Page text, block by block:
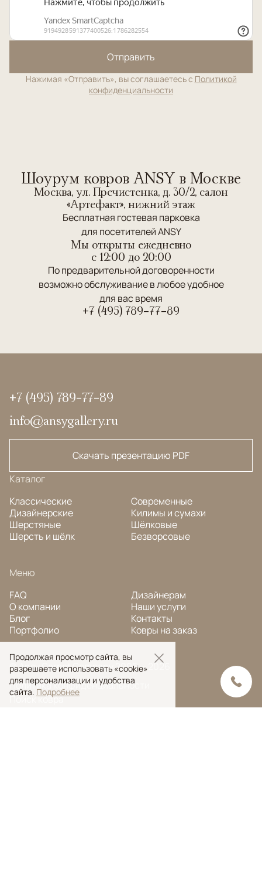
Отправить
Нажимая «Отправить», вы соглашаетесь с Политикой
конфиденциальности
Шоурум ковров ANSY в Москве
Москва, ул. Пречистенка, д. 30/2, салон
«Артефакт», нижний этаж
Бесплатная гостевая парковка
для посетителей ANSY
Мы открыты ежедневно
c 12:00 до 20:00
По предварительной договоренности
возможно обслуживание в любое удобное
для вас время
+7 (495) 789-77-89
+7 (495) 789-77-89
info@ansygallery.ru
Скачать презентацию PDF
Каталог
Классические
Дизайнерские
Шерстяные
Шерсть и шёлк
Современные
Килимы и сумахи
Шёлковые
Безворсовые
Меню
FAQ
О компании
Блог
Портфолио
Дизайнерам
Наши услуги
Контакты
Ковры на заказ
© Ansy Carpet Company 2005 — 2026
Политика конфиденциальности
Поиск ковра
Продолжая просмотр сайта, вы
разрешаете использовать «cookie»
для персонализации и удобства
сайта. Подробнее